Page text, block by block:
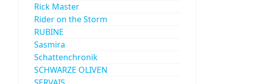
Rick Master
Rider on the Storm
RUBINE
Sasmira
Schattenchronik
SCHWARZE OLIVEN